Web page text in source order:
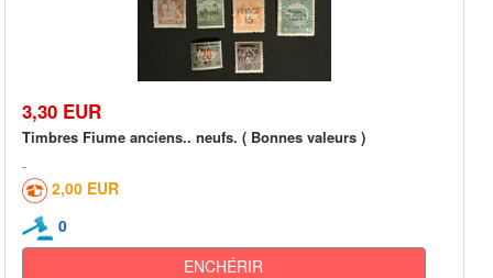
3,30 EUR
Timbres Fiume anciens.. neufs. ( Bonnes valeurs )
2,00 EUR
0
ENCHÉRIR